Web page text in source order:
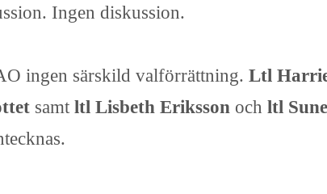
Ingen diskussion.
ingen särskild valförrättning. Ltl
samt ltl Lisbeth Eriksson och ltl Sune